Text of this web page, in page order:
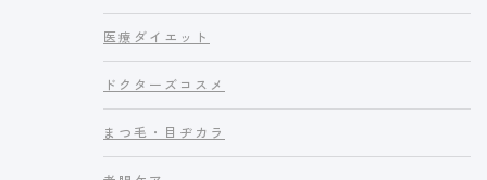
医療ダイエット
ドクターズコスメ
まつ毛・目ヂカラ